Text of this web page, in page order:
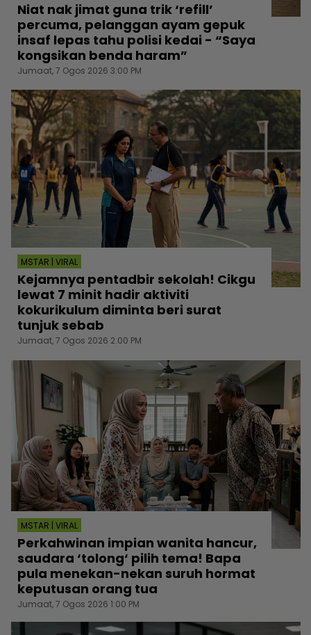
Niat nak jimat guna trik ‘refill’
percuma, pelanggan ayam gepuk
insaf lepas tahu polisi kedai - “Saya
kongsikan benda haram”
Jumaat, 7 Ogos 2026 3:00 PM
MSTAR | VIRAL
Kejamnya pentadbir sekolah! Cikgu
lewat 7 minit hadir aktiviti
kokurikulum diminta beri surat
tunjuk sebab
Jumaat, 7 Ogos 2026 2:00 PM
MSTAR | VIRAL
Perkahwinan impian wanita hancur,
saudara ‘tolong‘ pilih tema! Bapa
pula menekan-nekan suruh hormat
keputusan orang tua
Jumaat, 7 Ogos 2026 1:00 PM